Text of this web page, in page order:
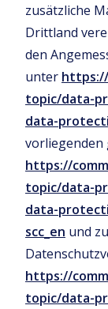
zusätzliche
Drittland
den
unter
topic/data-
data-
vorliegenden
https://
topic/data-
data-
scc_en und
https://
topic/data-